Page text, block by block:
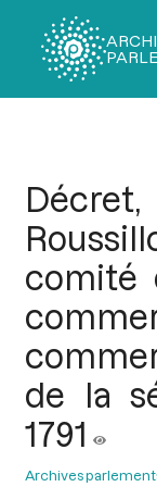
comité
de la
1791
Archives